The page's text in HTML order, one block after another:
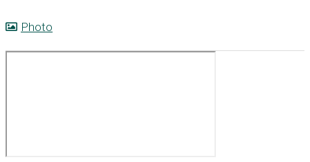
Photo